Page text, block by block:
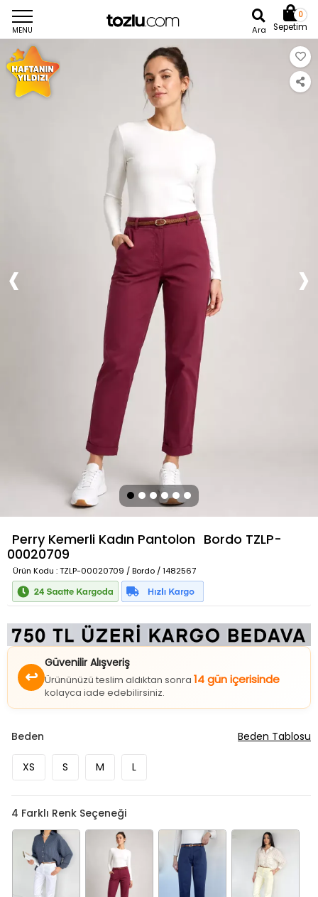
MENU Ara
0
Sepetim
Perry Kemerli Kadın Pantolon Bordo TZLP-
00020709
Ürün Kodu : TZLP-00020709 / Bordo / 1482567
↩
Güvenilir Alışveriş
Ürününüzü teslim aldıktan sonra 14 gün içerisinde
kolayca iade edebilirsiniz.
Beden
XS S M L
Beden Tablosu
4 Farklı Renk Seçeneği